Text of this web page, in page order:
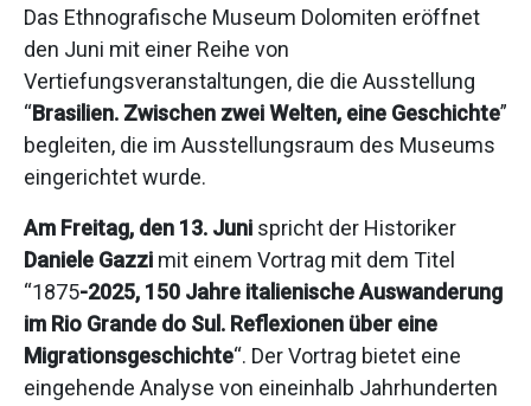
Das Ethnografische Museum Dolomiten eröffnet
den Juni mit einer Reihe von
Vertiefungsveranstaltungen, die die Ausstellung
“Brasilien. Zwischen zwei Welten, eine Geschichte”
begleiten, die im Ausstellungsraum des Museums
eingerichtet wurde.
Am Freitag, den 13. Juni spricht der Historiker
Daniele Gazzi mit einem Vortrag mit dem Titel
“1875-2025, 150 Jahre italienische Auswanderung
im Rio Grande do Sul. Reflexionen über eine
Migrationsgeschichte“. Der Vortrag bietet eine
eingehende Analyse von eineinhalb Jahrhunderten